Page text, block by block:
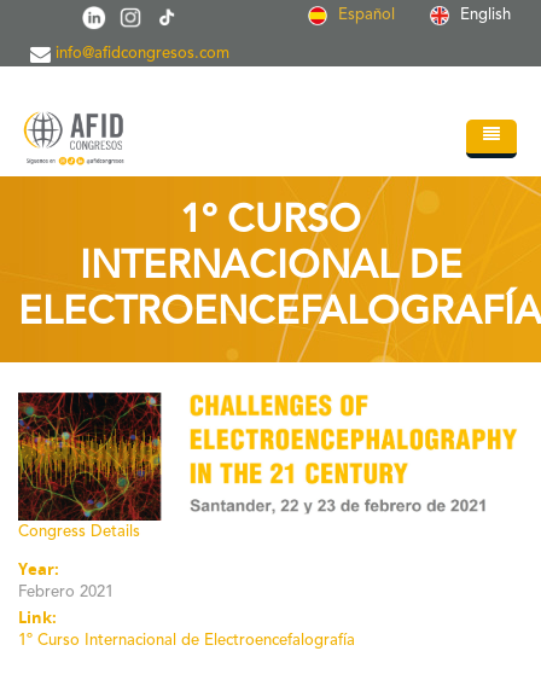
Pasar al contenido principal Español English
info@afidcongresos.com
Quiénes somos
Servicios
Soc.Científicas
Blog
Contacto
1º CURSO
INTERNACIONAL DE
ELECTROENCEFALOGRAFÍA
Congress Details
Year:
Febrero 2021
Link:
1º Curso Internacional de Electroencefalografía